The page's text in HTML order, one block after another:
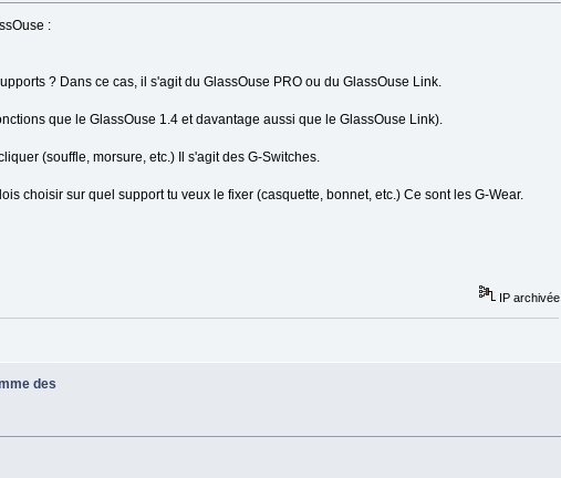
:
? Dans ce cas, il s'agit du GlassOuse PRO ou du GlassOuse Link.
que le GlassOuse 1.4 et davantage aussi que le GlassOuse Link).
(souffle, morsure, etc.) Il s'agit des G-Switches.
choisir sur quel support tu veux le fixer (casquette, bonnet, etc.) Ce sont les G-Wear.
IP archivée
des